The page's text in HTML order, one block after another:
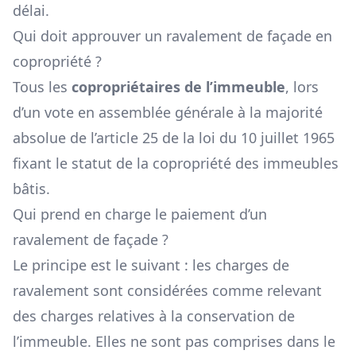
délai.
Qui doit approuver un ravalement de façade en
copropriété ?
Tous les copropriétaires de l’immeuble, lors
d’un vote en assemblée générale à la majorité
absolue de l’article 25 de la loi du 10 juillet 1965
fixant le statut de la copropriété des immeubles
bâtis.
Qui prend en charge le paiement d’un
ravalement de façade ?
Le principe est le suivant : les charges de
ravalement sont considérées comme relevant
des charges relatives à la conservation de
l’immeuble. Elles ne sont pas comprises dans le